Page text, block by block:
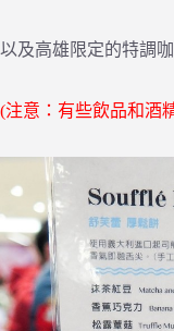
以及高雄限定的特調
(注意：有些飲品和酒